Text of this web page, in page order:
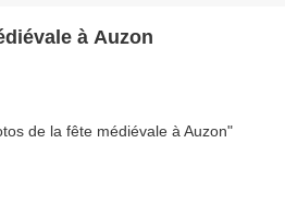
à Auzon